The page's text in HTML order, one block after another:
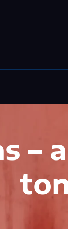
–